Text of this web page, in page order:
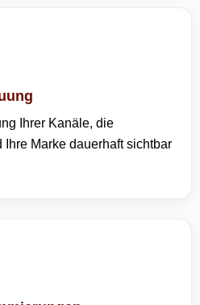
Ihrer Kanäle, die
Marke dauerhaft sichtbar